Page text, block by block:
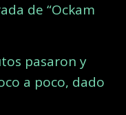
de “Ockam
pasaron y
a poco, dado